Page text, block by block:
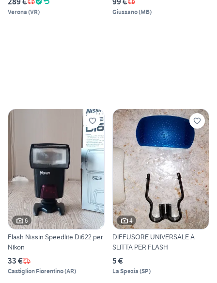
Verona (VR) Giussano(MB)
6
Flash Nissin Speedlite Di622 per
Nikon
33 €
Castiglion Fiorentino(AR)
4
DIFFUSORE UNIVERSALE A
SLITTA PER FLASH
5 €
La Spezia (SP)